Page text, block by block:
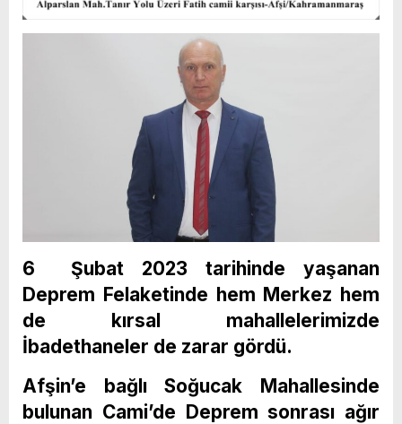
6 Şubat 2023 tarihinde yaşanan
Deprem Felaketinde hem Merkez hem
de kırsal mahallelerimizde
İbadethaneler de zarar gördü.
Afşin’e bağlı Soğucak Mahallesinde
bulunan Cami’de Deprem sonrası ağır